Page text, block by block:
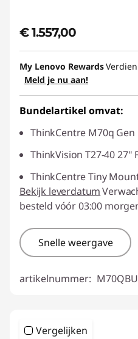
€ 1.557,00
My Lenovo RewardsVerdien
Meld je nu aan!
Bundelartikel omvat:
ThinkCentre M70q Gen
ThinkVision T27-40 27"
ThinkCentre Tiny
Bekijk leverdatum
besteld vóór 03:00
Snelle weergave
artikelnummer:
Vergelijken